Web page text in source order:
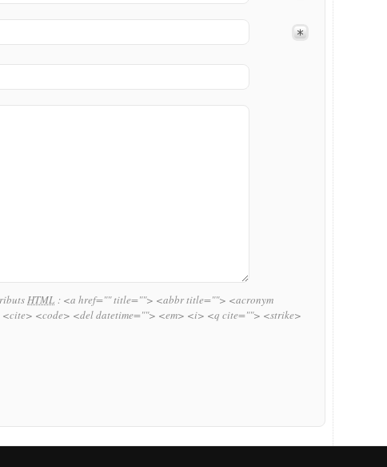
HTML : <a href="" title=""> <abbr title=""> <acronym
<code> <del datetime=""> <em> <i> <q cite=""> <strike>